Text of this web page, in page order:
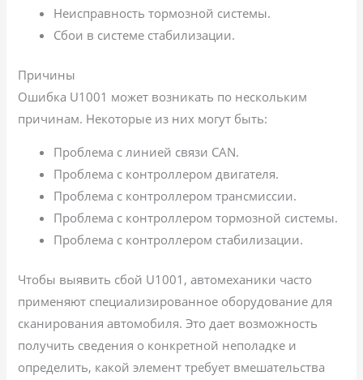
Неисправность тормозной системы.
Сбои в системе стабилизации.
Причины
Ошибка U1001 может возникать по нескольким
причинам. Некоторые из них могут быть:
Проблема с линией связи CAN.
Проблема с контроллером двигателя.
Проблема с контроллером трансмиссии.
Проблема с контроллером тормозной системы.
Проблема с контроллером стабилизации.
Чтобы выявить сбой U1001, автомеханики часто
применяют специализированное оборудование для
сканирования автомобиля. Это дает возможность
получить сведения о конкретной неполадке и
определить, какой элемент требует вмешательства